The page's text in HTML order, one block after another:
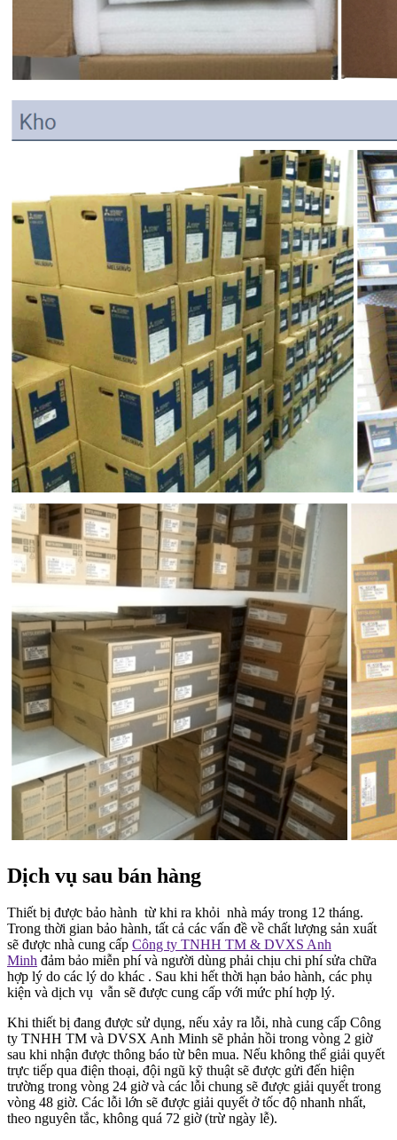
Dịch vụ sau bán hàng
Thiết bị được bảo hành từ khi ra khỏi nhà máy trong 12 tháng.
Trong thời gian bảo hành, tất cả các vấn đề về chất lượng sản xuất
sẽ được nhà cung cấp Công ty TNHH TM & DVXS Anh
Minh đảm bảo miễn phí và người dùng phải chịu chi phí sửa chữa
hợp lý do các lý do khác . Sau khi hết thời hạn bảo hành, các phụ
kiện và dịch vụ vẫn sẽ được cung cấp với mức phí hợp lý.
Khi thiết bị đang được sử dụng, nếu xảy ra lỗi, nhà cung cấp Công
ty TNHH TM và DVSX Anh Minh sẽ phản hồi trong vòng 2 giờ
sau khi nhận được thông báo từ bên mua. Nếu không thể giải quyết
trực tiếp qua điện thoại, đội ngũ kỹ thuật sẽ được gửi đến hiện
trường trong vòng 24 giờ và các lỗi chung sẽ được giải quyết trong
vòng 48 giờ. Các lỗi lớn sẽ được giải quyết ở tốc độ nhanh nhất,
theo nguyên tắc, không quá 72 giờ (trừ ngày lễ).